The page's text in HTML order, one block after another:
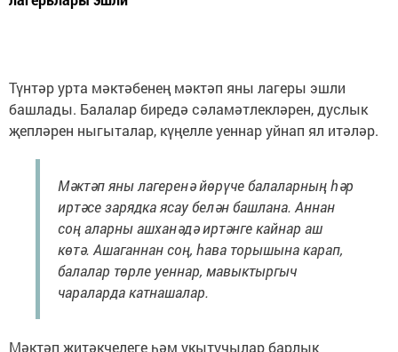
Түнтәр урта мәктәбенең мәктәп яны лагеры эшли
башлады. Балалар биредә сәламәтлекләрен, дуслык
җепләрен ныгыталар, күңелле уеннар уйнап ял итәләр.
Мәктәп яны лагеренә йөрүче балаларның һәр
иртәсе зарядка ясау белән башлана. Аннан
соң аларны ашханәдә иртәнге кайнар аш
көтә. Ашаганнан соң, һава торышына карап,
балалар төрле уеннар, мавыктыргыч
чараларда катнашалар.
Мәктәп җитәкчелеге һәм укытучылар барлык